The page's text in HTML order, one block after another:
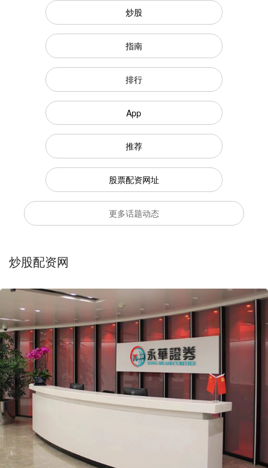
炒股
指南
排行
App
推荐
股票配资网址
更多话题动态
炒股配资网